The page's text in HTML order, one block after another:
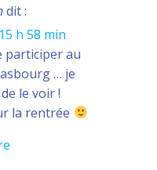
dit :
h 58 min
participer au
… je
le voir !
la rentrée